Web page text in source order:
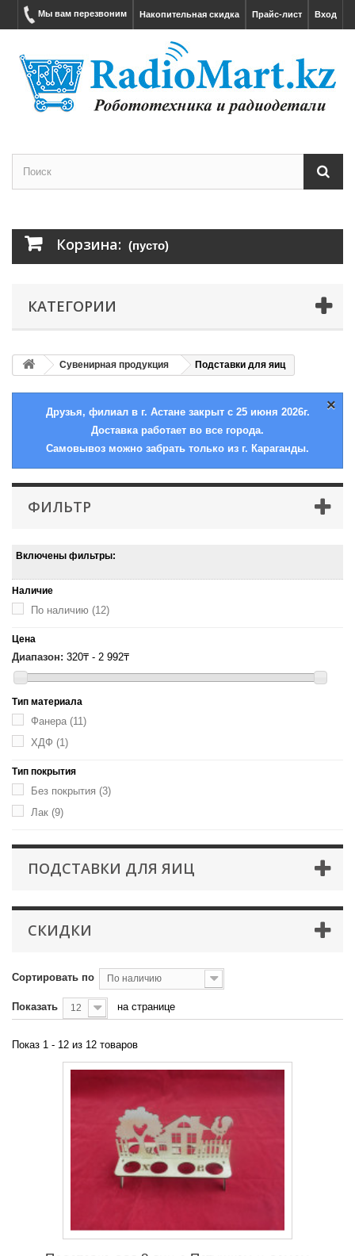
Вход
Прайс-лист
Накопительная скидка
Мы вам перезвоним
Корзина: (пусто)
КАТЕГОРИИ
Сувенирная продукция Подставки для яиц
×
Друзья, филиал в г. Астане закрыт с 25 июня 2026г.
Доставка работает во все города.
Самовывоз можно забрать только из г. Караганды.
ФИЛЬТР
Включены фильтры:
Наличие
По наличию (12)
Цена
Диапазон: 320₸ - 2 992₸
Тип материала
Фанера (11)
ХДФ (1)
Тип покрытия
Без покрытия (3)
Лак (9)
ПОДСТАВКИ ДЛЯ ЯИЦ
СКИДКИ
Сортировать по По наличию
Показать 12 на странице
Показ 1 - 12 из 12 товаров